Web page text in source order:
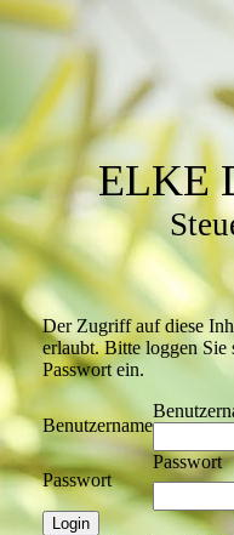
ELKE
Der Zugriff auf diese
erlaubt. Bitte loggen Sie
Passwort ein.
Benutzername
Passwort
Passwort
Login